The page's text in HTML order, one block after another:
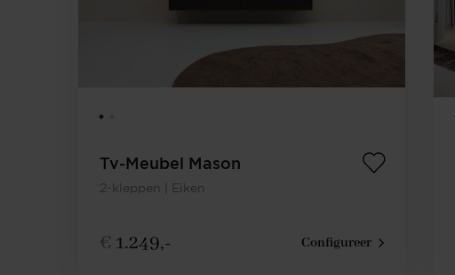
Tv-Meubel Mason
2-kleppen | Eiken
€ 1.249,- Configureer